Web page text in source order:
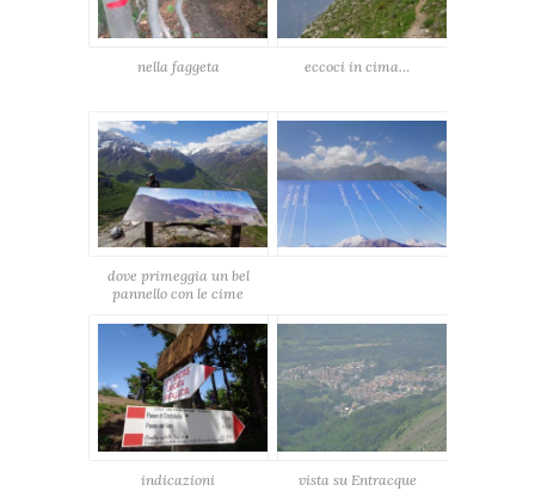
nella faggeta eccoci in cima…
dove primeggia un bel
pannello con le cime
indicazioni vista su Entracque